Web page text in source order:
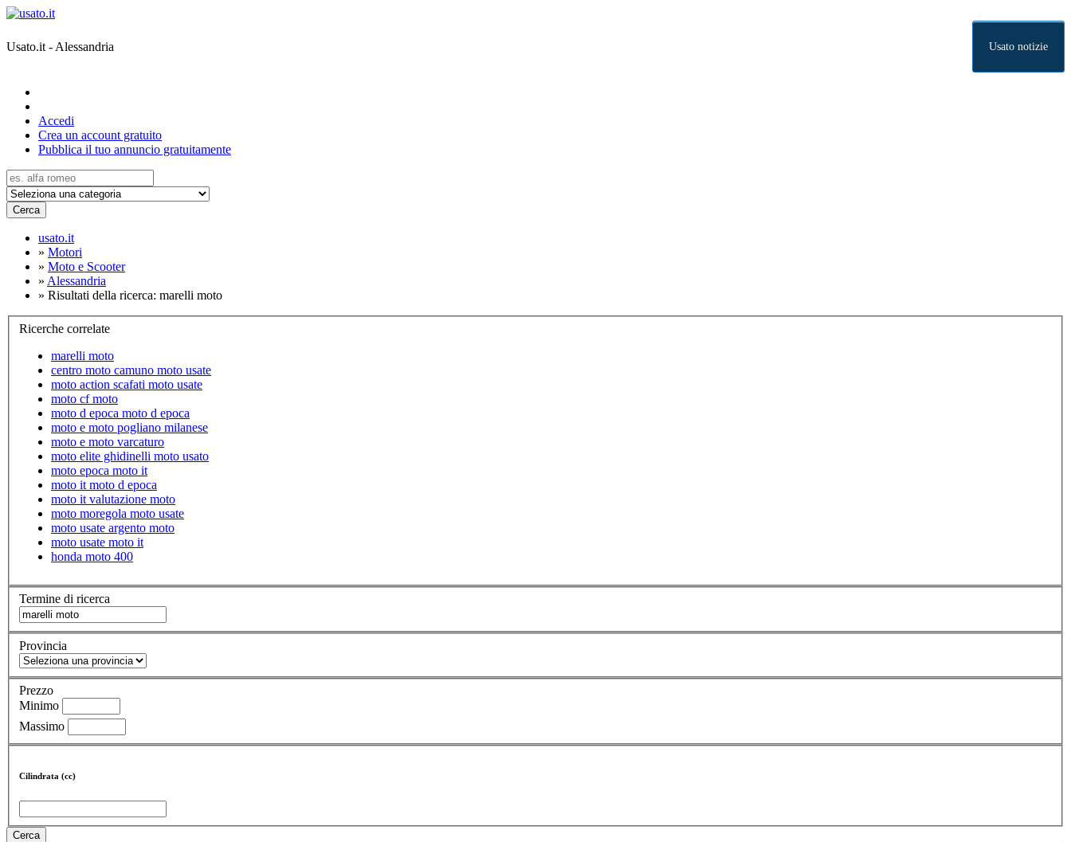
Usato.it - Alessandria Usato notizie
Accedi
Crea un account gratuito
Pubblica il tuo annuncio gratuitamente
Cerca
usato.it
» Motori
» Moto e Scooter
» Alessandria
» Risultati della ricerca: marelli moto
Ricerche correlate
marelli moto
centro moto camuno moto usate
moto action scafati moto usate
moto cf moto
moto d epoca moto d epoca
moto e moto pogliano milanese
moto e moto varcaturo
moto elite ghidinelli moto usato
moto epoca moto it
moto it moto d epoca
moto it valutazione moto
moto moregola moto usate
moto usate argento moto
moto usate moto it
honda moto 400
Termine di ricerca
Provincia
Prezzo
Minimo
Massimo
Cilindrata (cc)
Cerca